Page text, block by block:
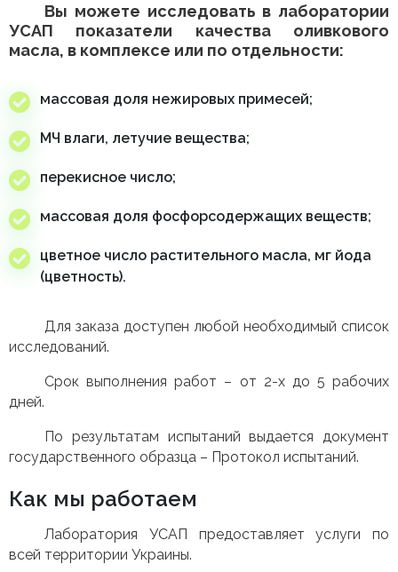
Вы можете исследовать в лаборатории
УСАП показатели качества оливкового
масла, в комплексе или по отдельности:
массовая доля нежировых примесей;
МЧ влаги, летучие вещества;
перекисное число;
массовая доля фосфорсодержащих веществ;
цветное число растительного масла, мг йода
(цветность).
Для заказа доступен любой необходимый список
исследований.
Срок выполнения работ – от 2-х до 5 рабочих
дней.
По результатам испытаний выдается документ
государственного образца – Протокол испытаний.
Как мы работаем
Лаборатория УСАП предоставляет услуги по
всей территории Украины.